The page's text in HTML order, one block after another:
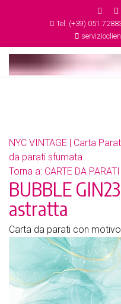
Tel. (+39)
NYC VINTAGE | Carta
da parati sfumata
Torna a: CARTE DA
BUBBLE
astratta
Carta da parati con